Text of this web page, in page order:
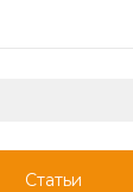
Статьи